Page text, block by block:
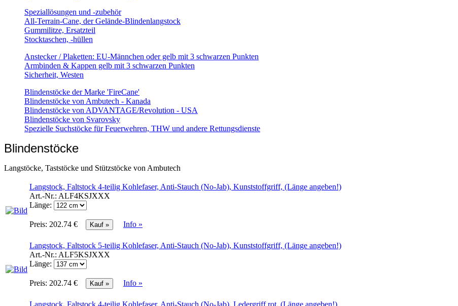
Speziallösungen und -zubehör
All-Terrain-Cane, der Gelände-Blindenlangstock
Gummilitze, Ersatzteil
Stocktaschen, -hüllen
Anstecker / Plaketten: EU-Männchen oder gelb mit 3 schwarzen Punkten
Armbinden & Kappen gelb mit 3 schwarzen Punkten
Sicherheit, Westen
Blindenstöcke der Marke 'FireCane'
Blindenstöcke von Ambutech - Kanada
Blindenstöcke von ADVANTAGE/Revolution - USA
Blindenstöcke von Svarovsky
Spezielle Suchstöcke für Feuerwehren, THW und andere Rettungsdienste
Blindenstöcke
Langstöcke, Taststöcke und Stützstöcke von Ambutech
Langstock, Faltstock 4-teilig Kohlefaser, Anti-Stauch (No-Jab), Kunststoffgriff, (Länge angeben!)
Art.-Nr.: ALF4KSJXXX
Länge:
Preis: 202.74 € Info »
Langstock, Faltstock 5-teilig Kohlefaser, Anti-Stauch (No-Jab), Kunststoffgriff, (Länge angeben!)
Art.-Nr.: ALF5KSJXXX
Länge:
Preis: 202.74 € Info »